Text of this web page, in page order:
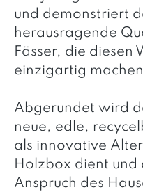
und demonstriert
herausragende
Fässer, die diesen
einzigartig
Abgerundet wird
neue, edle,
als innovative
Holzbox dient und
Anspruch des